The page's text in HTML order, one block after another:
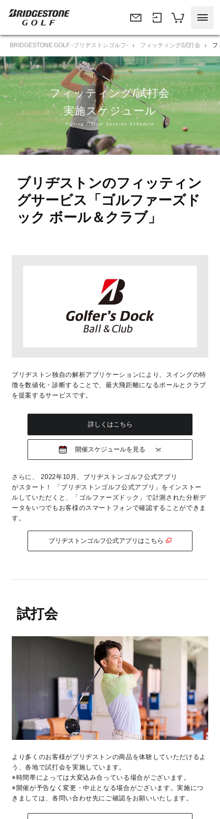
BRIDGESTONE GOLF -ブリヂストンゴルフ- フィッティング/試打会 フ
フィッティング/試打会
実施スケジュール
Fitting / Trial Session Schedule
ブリヂストンのフィッティン
グサービス「ゴルファーズド
ック ボール＆クラブ」
ブリヂストン独自の解析アプリケーションにより、スイングの特
徴を数値化・診断することで、最大飛距離になるボールとクラブ
を提案するサービスです。
詳しくはこちら
開催スケジュールを見る
さらに、 2022年10月、ブリヂストンゴルフ公式アプリ
がスタート！
「ブリヂストンゴルフ公式アプリ」をインストー
ルしていただくと、「ゴルファーズドック」で計測された分析デ
ータをいつでもお客様のスマートフォンで確認することができま
す。
ブリヂストンゴルフ公式アプリはこちら
試打会
より多くのお客様がブリヂストンの商品を体験していただけるよ
う、各地で試打会を実施しています。
※時間帯によっては大変込み合っている場合がございます。
※開催が予告なく変更・中止となる場合がございます。実施につ
きましては、各問い合わせ先にご確認をお願いいたします。